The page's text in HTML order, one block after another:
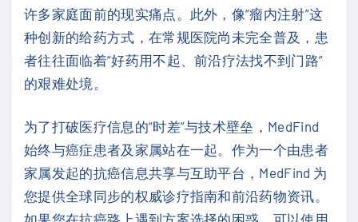
许多家庭面前的现实痛点。此外，像“瘤内注射”这
种创新的给药方式，在常规医院尚未完全普及，患
者往往面临着“好药用不起、前沿疗法找不到门路”
的艰难处境。
为了打破医疗信息的“时差”与技术壁垒，MedFind
始终与癌症患者及家属站在一起。作为一个由患者
家属发起的抗癌信息共享与互助平台，MedFind 为
您提供全球同步的权威诊疗指南和前沿药物资讯。